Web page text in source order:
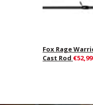
Fox Rage
Cast Rod €52,99